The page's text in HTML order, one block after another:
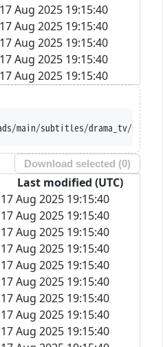
17 Aug 2025 19:15:40
17 Aug 2025 19:15:40
17 Aug 2025 19:15:40
17 Aug 2025 19:15:40
17 Aug 2025 19:15:40
Download selected (0)
Last modified (UTC)
17 Aug 2025 19:15:40
17 Aug 2025 19:15:40
17 Aug 2025 19:15:40
17 Aug 2025 19:15:40
17 Aug 2025 19:15:40
17 Aug 2025 19:15:40
17 Aug 2025 19:15:40
17 Aug 2025 19:15:40
17 Aug 2025 19:15:40